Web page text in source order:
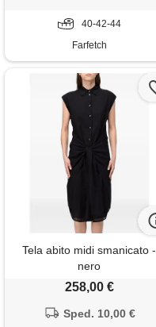
40-42-44
Farfetch
Tela abito midi smanicato -
nero
258,00 €
Sped. 10,00 €